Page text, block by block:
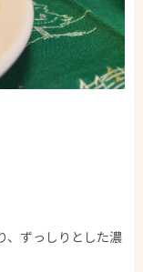
、ずっしりとした濃